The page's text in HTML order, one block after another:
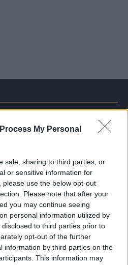
My Personal
sale, sharing to third parties, or
or sensitive information for
use the below opt-out
Please note that after your
you may continue seeing
personal information utilized by
to third parties prior to
opt-out of the further
information by third parties on the
This information may